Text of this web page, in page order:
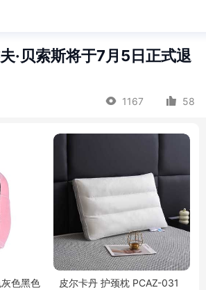
·贝索斯将于7月5日正式退
1167 58
色黑色
皮尔卡丹 护颈枕 PCAZ-031